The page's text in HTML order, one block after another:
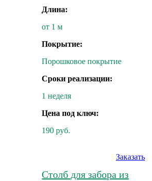
Длина:
от 1 м
Покрытие:
Порошковое покрытие
Сроки реализации:
1 неделя
Цена под ключ:
190 руб.
Заказать
Столб для забора из